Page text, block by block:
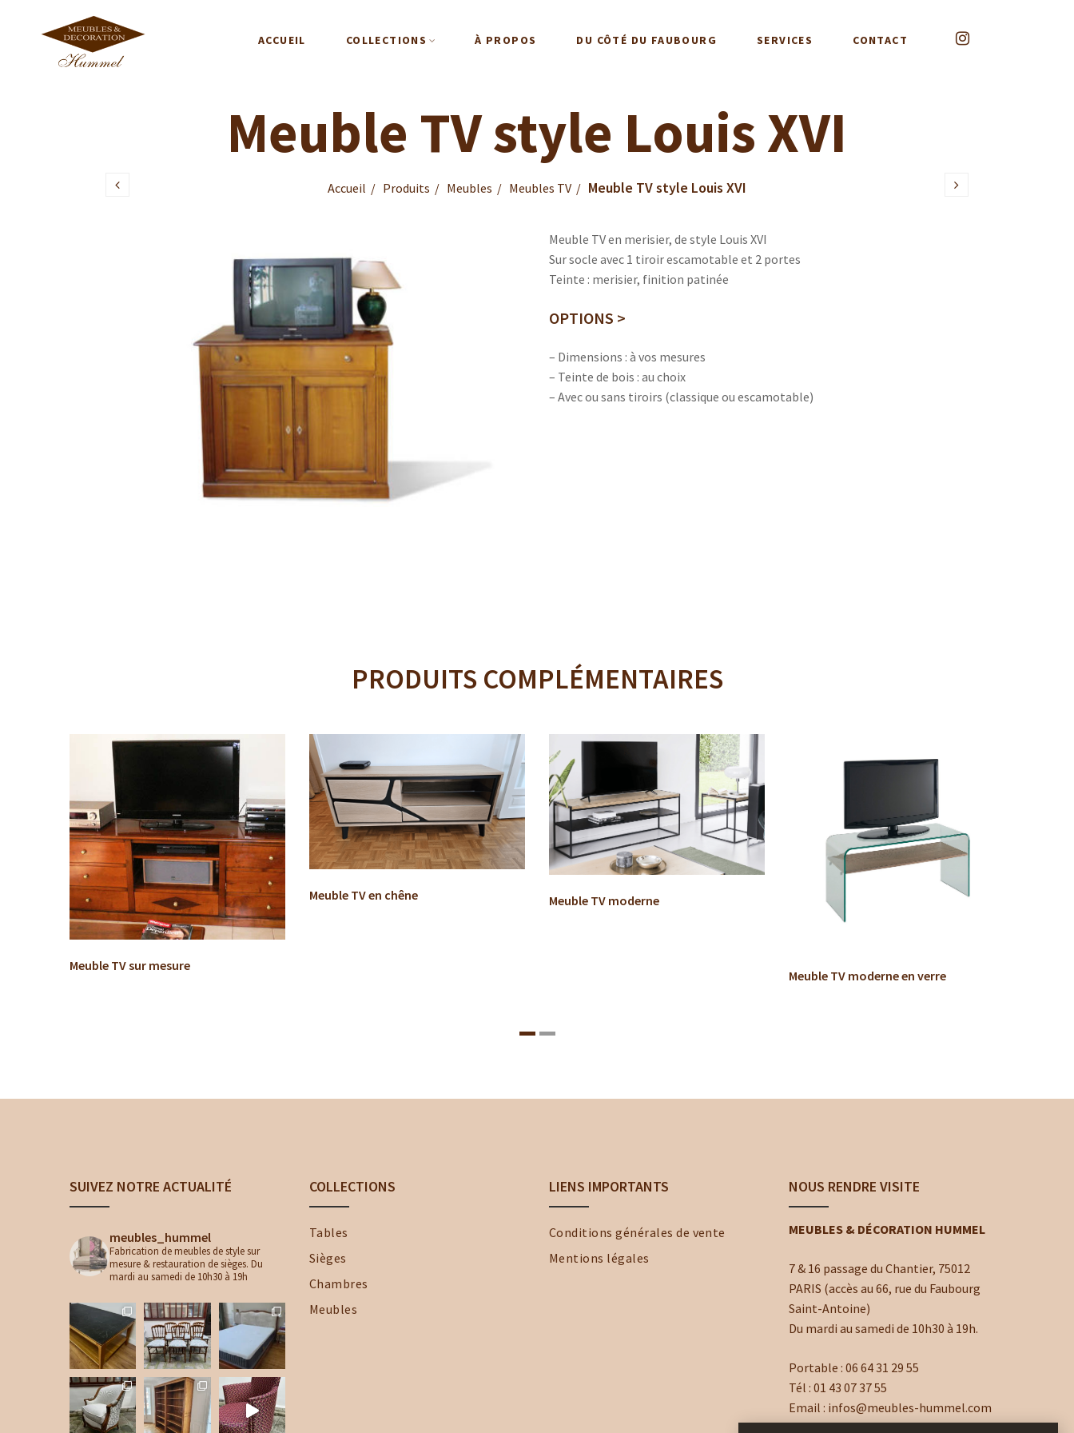
ACCUEIL COLLECTIONS À PROPOS DU CÔTÉ DU FAUBOURG SERVICES CONTACT
Meuble TV style Louis XVI
Accueil Produits Meubles Meubles TV Meuble TV style Louis XVI
Meuble TV en merisier, de style Louis XVI
Sur socle avec 1 tiroir escamotable et 2 portes
Teinte : merisier, finition patinée
OPTIONS >
– Dimensions : à vos mesures
– Teinte de bois : au choix
– Avec ou sans tiroirs (classique ou escamotable)
PRODUITS COMPLÉMENTAIRES
Meuble TV sur mesure
Meuble TV en chêne Meuble TV moderne
Meuble TV moderne en verre
SUIVEZ NOTRE ACTUALITÉ
meubles_hummel
Fabrication de meubles de style sur
mesure & restauration de sièges. Du
mardi au samedi de 10h30 à 19h
COLLECTIONS
Tables
Sièges
Chambres
Meubles
LIENS IMPORTANTS
Conditions générales de vente
Mentions légales
NOUS RENDRE VISITE
MEUBLES & DÉCORATION HUMMEL
7 & 16 passage du Chantier, 75012
PARIS (accès au 66, rue du Faubourg
Saint-Antoine)
Du mardi au samedi de 10h30 à 19h.
Portable : 06 64 31 29 55
Tél : 01 43 07 37 55
Email : infos@meubles-hummel.com